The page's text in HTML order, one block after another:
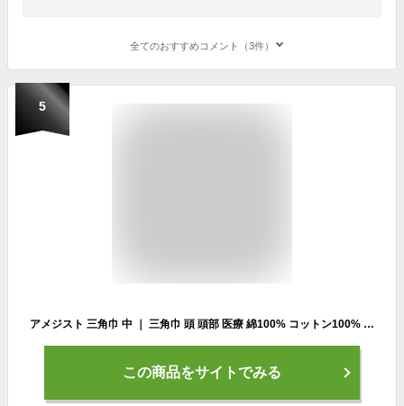
全てのおすすめコメント（3件）
5
アメジスト 三角巾 中 ｜ 三角巾 頭 頭部 医療 綿100% コットン100% 調理 救急 防災 給食 大衛 ※ネコポス対応1 送料無料
この商品をサイトでみる